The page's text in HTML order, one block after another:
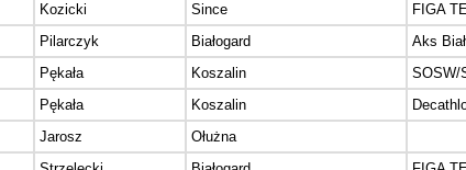
Kozicki Since
FIGA
Pilarczyk Białogard
Aks
Pękała Koszalin
SOSW/
Pękała Koszalin
Jarosz
Ołużna